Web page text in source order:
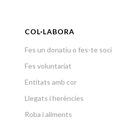
COL·LABORA
Fes un donatiu o fes-te soci
Fes voluntariat
Entitats amb cor
Llegats i herències
Roba i aliments